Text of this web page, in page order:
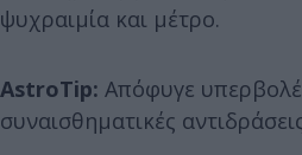
ψυχραιμία και μέτρο.
AstroTip: Απόφυγε
συναισθηματικές